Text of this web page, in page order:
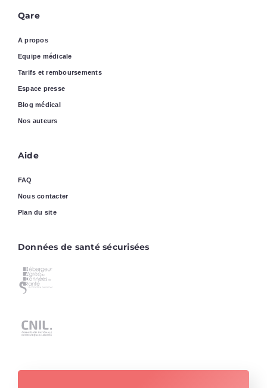
Qare
A propos
Equipe médicale
Tarifs et remboursements
Espace presse
Blog médical
Nos auteurs
Aide
FAQ
Nous contacter
Plan du site
Données de santé sécurisées